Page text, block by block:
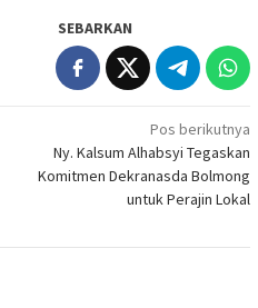
SEBARKAN
Pos berikutnya
Ny. Kalsum Alhabsyi Tegaskan
Komitmen Dekranasda Bolmong
untuk Perajin Lokal